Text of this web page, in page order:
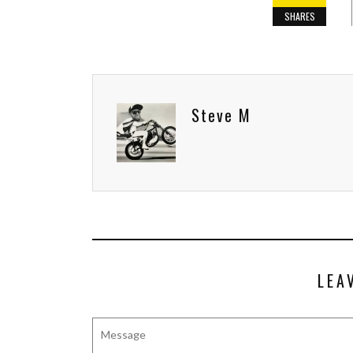
SHARES
Steve M